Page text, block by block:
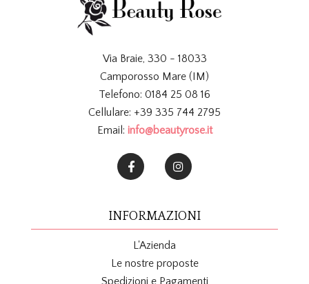
Via Braie, 330 - 18033
Camporosso Mare (IM)
Telefono: 0184 25 08 16
Cellulare: +39 335 744 2795
Email: info@beautyrose.it
INFORMAZIONI
L'Azienda
Le nostre proposte
Spedizioni e Pagamenti